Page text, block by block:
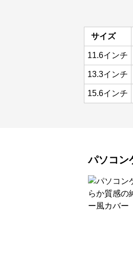
サイズ
11.6インチ
13.3インチ
15.6インチ
パソコン